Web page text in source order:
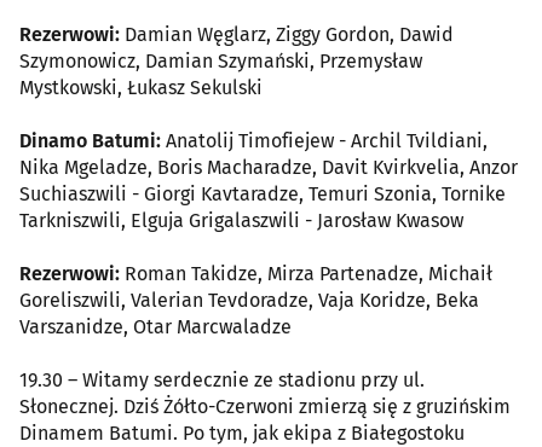
Rezerwowi: Damian Węglarz, Ziggy Gordon, Dawid
Szymonowicz, Damian Szymański, Przemysław
Mystkowski, Łukasz Sekulski
Dinamo Batumi: Anatolij Timofiejew - Archil Tvildiani,
Nika Mgeladze, Boris Macharadze, Davit Kvirkvelia, Anzor
Suchiaszwili - Giorgi Kavtaradze, Temuri Szonia, Tornike
Tarkniszwili, Elguja Grigalaszwili - Jarosław Kwasow
Rezerwowi: Roman Takidze, Mirza Partenadze, Michaił
Goreliszwili, Valerian Tevdoradze, Vaja Koridze, Beka
Varszanidze, Otar Marcwaladze
19.30 – Witamy serdecznie ze stadionu przy ul.
Słonecznej. Dziś Żółto-Czerwoni zmierzą się z gruzińskim
Dinamem Batumi. Po tym, jak ekipa z Białegostoku